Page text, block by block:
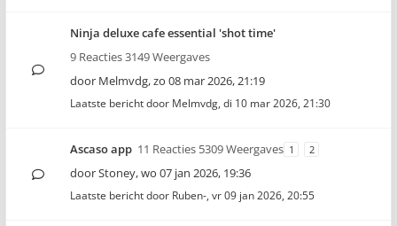
Ninja deluxe cafe essential 'shot time'
9 Reacties 3149 Weergaves
door Melmvdg,zo 08 mar 2026, 21:19
Laatste bericht door Melmvdg, di 10 mar 2026, 21:30
Ascaso app 11 Reacties 5309 Weergaves 1 2
doorStoney,wo 07 jan 2026, 19:36
Laatste bericht door Ruben-, vr 09 jan 2026, 20:55